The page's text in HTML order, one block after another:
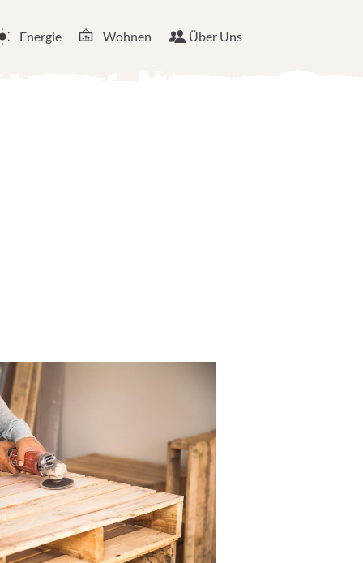
Energie Wohnen Über Uns